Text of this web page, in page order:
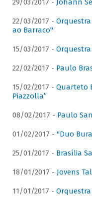
29/03/2017 - Johann
22/03/2017 -
ao Barraco"
15/03/2017 -
22/02/2017 - Paulo
15/02/2017 - Quarteto
Piazzolla”
08/02/2017 - Paulo
01/02/2017 - "Duo
25/01/2017 - Brasília
18/01/2017 - Jovens
11/01/2017 - Orquestra